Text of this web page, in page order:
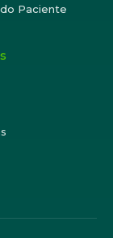
Paciente